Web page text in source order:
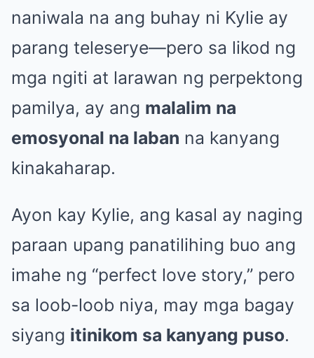
naniwala na ang buhay ni Kylie ay
parang teleserye—pero sa likod ng
mga ngiti at larawan ng perpektong
pamilya, ay ang malalim na
emosyonal na laban na kanyang
kinakaharap.
Ayon kay Kylie, ang kasal ay naging
paraan upang panatilihing buo ang
imahe ng “perfect love story,” pero
sa loob-loob niya, may mga bagay
siyang itinikom sa kanyang puso.